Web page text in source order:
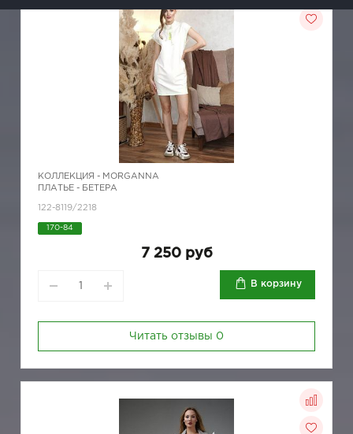
КОЛЛЕКЦИЯ - MORGANNA
ПЛАТЬЕ - БЕТЕРА
122-8119/2218
170-84
7 250 руб
В корзину
Читать отзывы 0